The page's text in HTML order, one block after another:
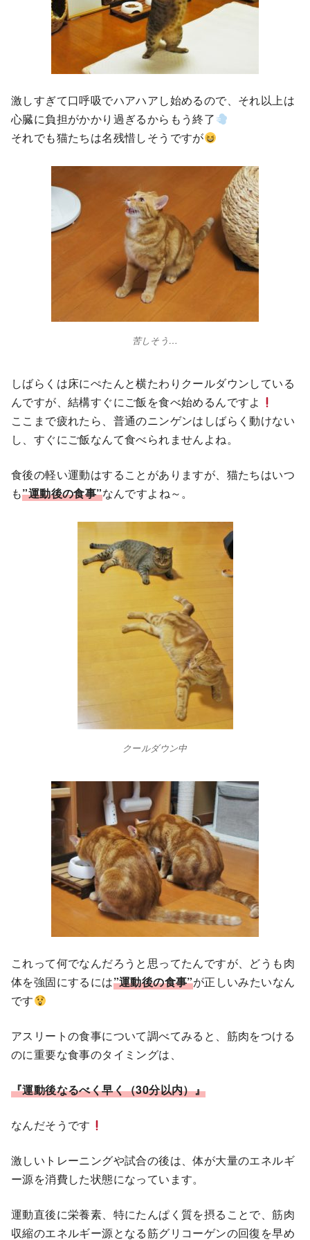
激しすぎて口呼吸でハアハアし始めるので、それ以上は
心臓に負担がかかり過ぎるからもう終了
それでも猫たちは名残惜しそうですが
苦しそう…
しばらくは床にぺたんと横たわりクールダウンしている
んですが、結構すぐにご飯を食べ始めるんですよ
ここまで疲れたら、普通のニンゲンはしばらく動けない
し、すぐにご飯なんて食べられませんよね。
食後の軽い運動はすることがありますが、猫たちはいつ
も”運動後の食事”なんですよね～。
クールダウン中
これって何でなんだろうと思ってたんですが、どうも肉
体を強固にするには”運動後の食事”が正しいみたいなん
です
アスリートの食事について調べてみると、筋肉をつける
のに重要な食事のタイミングは、
『運動後なるべく早く（30分以内）』
なんだそうです
激しいトレーニングや試合の後は、体が大量のエネルギ
ー源を消費した状態になっています。
運動直後に栄養素、特にたんぱく質を摂ることで、筋肉
収縮のエネルギー源となる筋グリコーゲンの回復を早め